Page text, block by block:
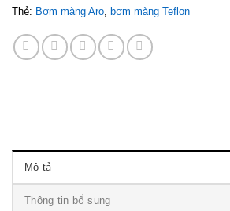
Thẻ: Bơm màng Aro, bơm màng Teflon
Mô tả
Thông tin bổ sung